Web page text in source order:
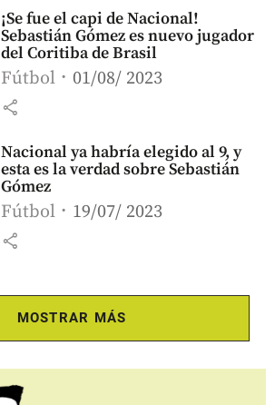
¡Se fue el capi de Nacional!
Sebastián Gómez es nuevo jugador
del Coritiba de Brasil
Fútbol 01/08/ 2023
share
Nacional ya habría elegido al 9, y
esta es la verdad sobre Sebastián
Gómez
Fútbol 19/07/ 2023
share
MOSTRAR MÁS